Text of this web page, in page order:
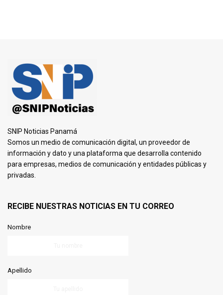
SNIP Noticias Panamá
Somos un medio de comunicación digital, un proveedor de
información y dato y una plataforma que desarrolla contenido
para empresas, medios de comunicación y entidades públicas y
privadas.
RECIBE NUESTRAS NOTICIAS EN TU CORREO
Nombre
Apellido